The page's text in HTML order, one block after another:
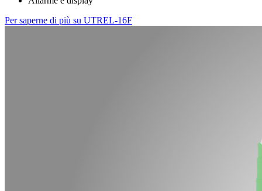
Per saperne di più su UTREL-16F